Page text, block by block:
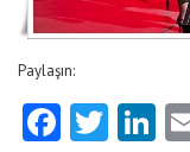
Paylaşın: